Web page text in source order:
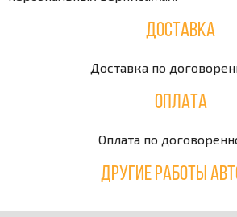
Доставка
Доставка по
Оплата
Оплата по
Другие работы